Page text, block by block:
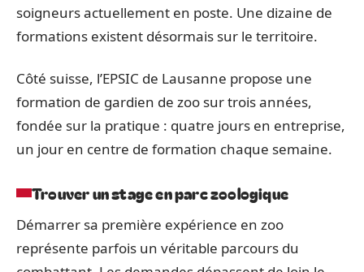
soigneurs actuellement en poste. Une dizaine de
formations existent désormais sur le territoire.
Côté suisse, l’EPSIC de Lausanne propose une
formation de gardien de zoo sur trois années,
fondée sur la pratique : quatre jours en entreprise,
un jour en centre de formation chaque semaine.
Trouver un stage en parc zoologique
Démarrer sa première expérience en zoo
représente parfois un véritable parcours du